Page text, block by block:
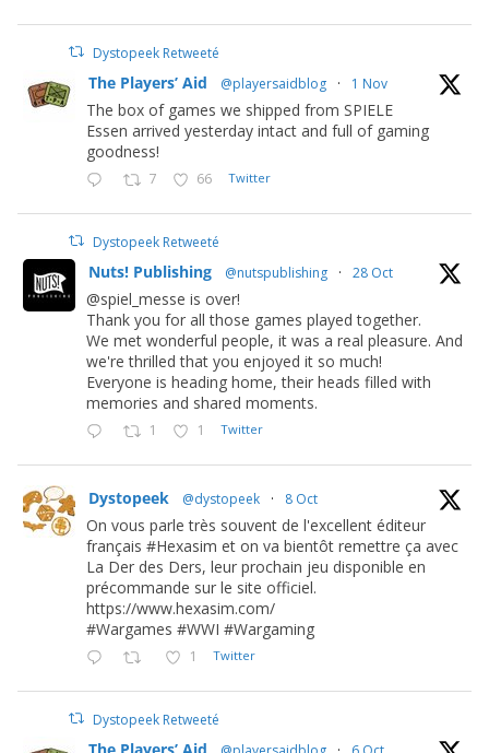
Dystopeek Retweeté
The Players’ Aid @playersaidblog · 1 Nov
The box of games we shipped from SPIELE
Essen arrived yesterday intact and full of gaming
goodness!
7 66 Twitter
Dystopeek Retweeté
Nuts! Publishing @nutspublishing · 28 Oct
@spiel_messe is over!
Thank you for all those games played together.
We met wonderful people, it was a real pleasure. And
we're thrilled that you enjoyed it so much!
Everyone is heading home, their heads filled with
memories and shared moments.
1 1 Twitter
Dystopeek @dystopeek · 8 Oct
On vous parle très souvent de l'excellent éditeur
français #Hexasim et on va bientôt remettre ça avec
La Der des Ders, leur prochain jeu disponible en
précommande sur le site officiel.
https://www.hexasim.com/
#Wargames #WWI #Wargaming
1 Twitter
Dystopeek Retweeté
The Players’ Aid